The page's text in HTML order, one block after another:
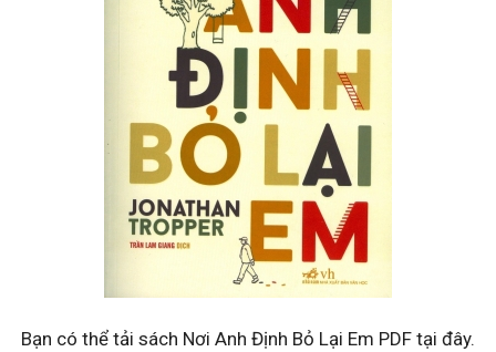
Bạn có thể tải sách Nơi Anh Định Bỏ Lại Em PDF tại đây.